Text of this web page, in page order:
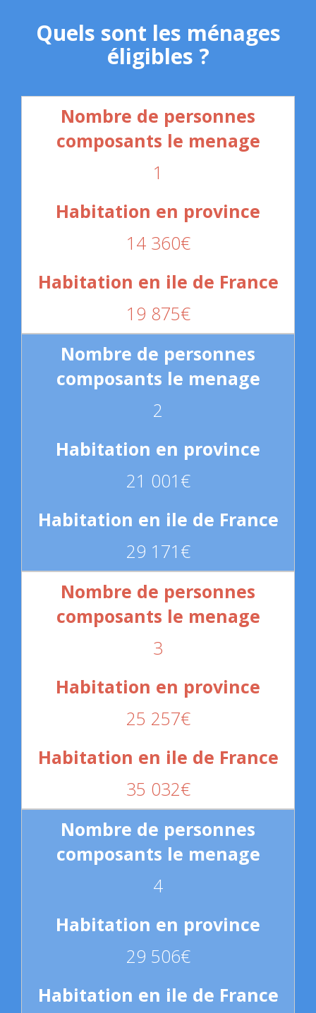
Quels sont les ménages
éligibles ?
1
14 360€
19 875€
2
21 001€
29 171€
3
25 257€
35 032€
4
29 506€